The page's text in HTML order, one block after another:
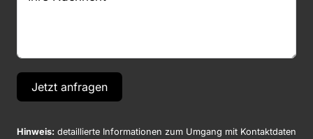
Jetzt anfragen
Hinweis: detaillierte Informationen zum Umgang mit Kontaktdaten